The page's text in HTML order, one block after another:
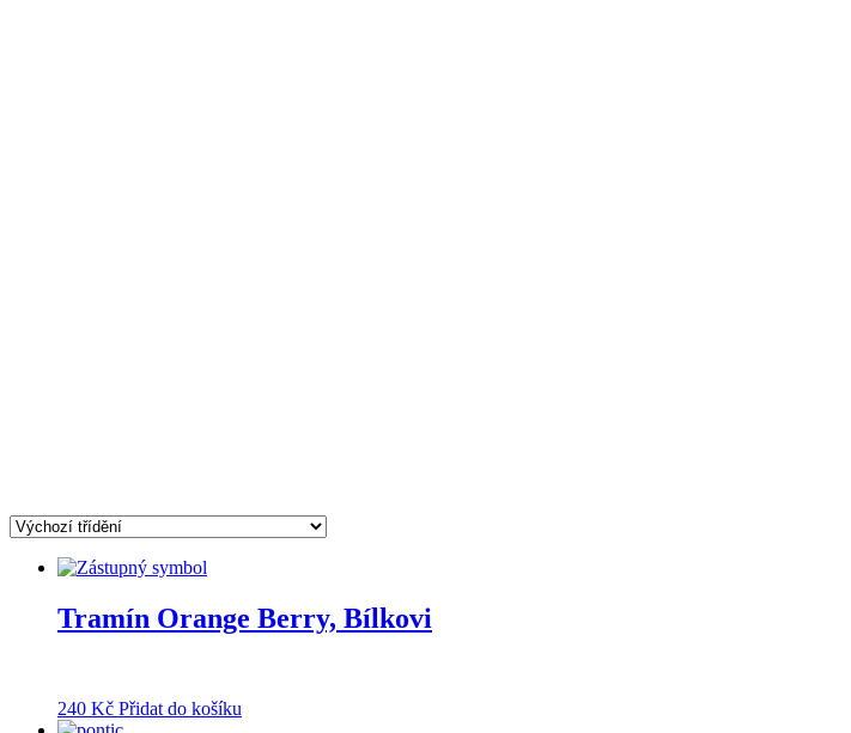
Tramín Orange Berry, Bílkovi
240 Kč Přidat do košíku